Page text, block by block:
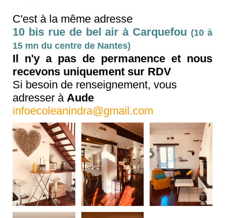
C'est à la même adresse
10 bis rue de bel air à Carquefou (10 à
15 mn du centre de Nantes)
Il n'y a pas de permanence et nous
recevons uniquement sur RDV
Si besoin de renseignement, vous
adresser à Aude
infoecoleanindra@gmail.com